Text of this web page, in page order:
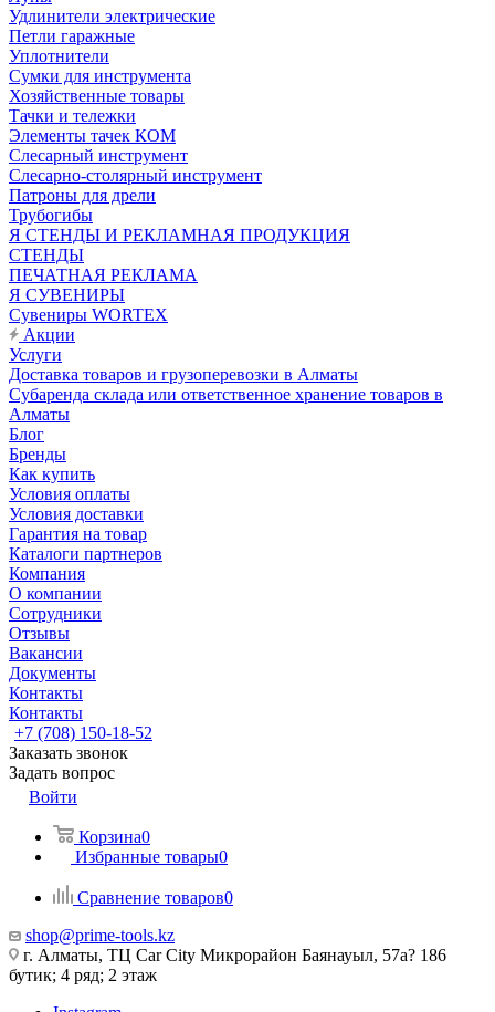
Удлинители электрические
Петли гаражные
Уплотнители
Сумки для инструмента
Хозяйственные товары
Тачки и тележки
Элементы тачек КОМ
Слесарный инструмент
Слесарно-столярный инструмент
Патроны для дрели
Трубогибы
Я СТЕНДЫ И РЕКЛАМНАЯ ПРОДУКЦИЯ
СТЕНДЫ
ПЕЧАТНАЯ РЕКЛАМА
Я СУВЕНИРЫ
Сувениры WORTEX
Акции
Услуги
Доставка товаров и грузоперевозки в Алматы
Субаренда склада или ответственное хранение товаров в
Алматы
Блог
Бренды
Как купить
Условия оплаты
Условия доставки
Гарантия на товар
Каталоги партнеров
Компания
О компании
Сотрудники
Отзывы
Вакансии
Документы
Контакты
Контакты
+7 (708) 150-18-52
Заказать звонок
Задать вопрос
Войти
Корзина0
Избранные товары0
Сравнение товаров0
shop@prime-tools.kz
г. Алматы, ТЦ Car City​ ​Микрорайон Баянауыл, 57а? ​186
бутик; 4 ряд; 2 этаж